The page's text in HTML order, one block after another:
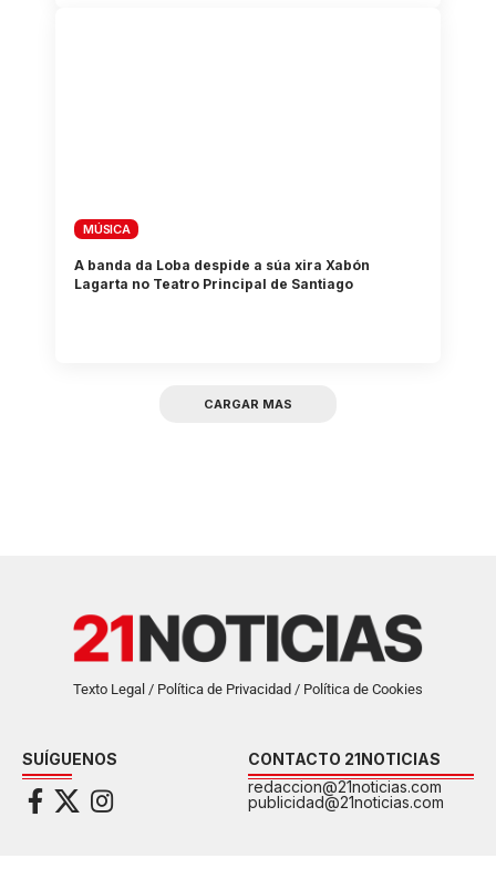
MÚSICA
A banda da Loba despide a súa xira Xabón
Lagarta no Teatro Principal de Santiago
CARGAR MAS
Texto Legal / Política de Privacidad / Política de Cookies
SUÍGUENOS
CONTACTO 21NOTICIAS
redaccion@21noticias.com
publicidad@21noticias.com